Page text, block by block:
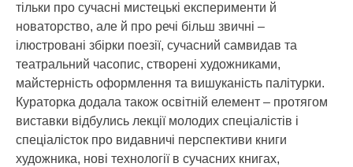
тільки про сучасні мистецькі експерименти й
новаторство, але й про речі більш звичні –
ілюстровані збірки поезії, сучасний самвидав та
театральний часопис, створені художниками,
майстерність оформлення та вишуканість палітурки.
Кураторка додала також освітній елемент – протягом
виставки відбулись лекції молодих спеціалістів і
спеціалісток про видавничі перспективи книги
художника, нові технології в сучасних книгах,